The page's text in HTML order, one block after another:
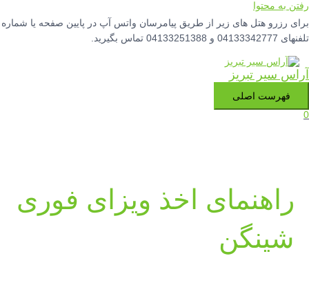
رفتن به محتوا
برای رزرو هتل های زیر از طریق پیامرسان واتس آپ در پایین صفحه یا شماره
تلفنهای 04133342777 و 04133251388 تماس بگیرید.
آراس سیر تبریز
فهرست اصلی
0
راهنمای اخذ ویزای فوری
شینگن